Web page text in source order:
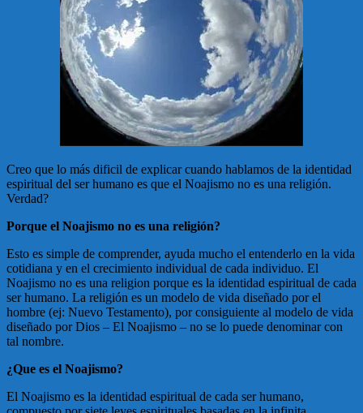
Creo que lo más dificil de explicar cuando hablamos de la identidad
espiritual del ser humano es que el Noajismo no es una religión.
Verdad?
Porque el Noajismo no es una religión?
Esto es simple de comprender, ayuda mucho el entenderlo en la vida
cotidiana y en el crecimiento individual de cada individuo. El
Noajismo no es una religion porque es la identidad espiritual de cada
ser humano. La religión es un modelo de vida diseñado por el
hombre (ej: Nuevo Testamento), por consiguiente al modelo de vida
diseñado por Dios – El Noajismo – no se lo puede denominar con
tal nombre.
¿Que es el Noajismo?
El Noajismo es la identidad espiritual de cada ser humano,